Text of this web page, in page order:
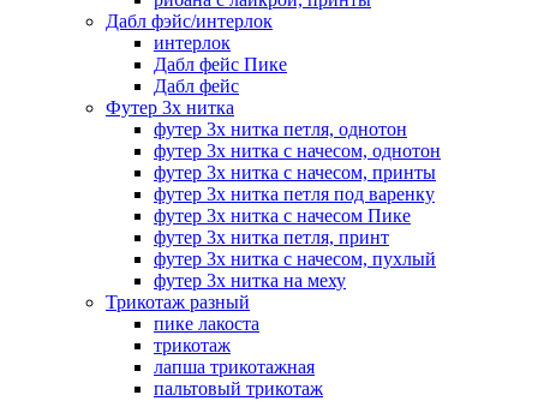
Дабл фэйс/интерлок
интерлок
Дабл фейс Пике
Дабл фейс
Футер 3х нитка
футер 3х нитка петля, однотон
футер 3х нитка с начесом, однотон
футер 3х нитка с начесом, принты
футер 3х нитка петля под варенку
футер 3х нитка с начесом Пике
футер 3х нитка петля, принт
футер 3х нитка с начесом, пухлый
футер 3х нитка на меху
Трикотаж разный
пике лакоста
трикотаж
лапша трикотажная
пальтовый трикотаж